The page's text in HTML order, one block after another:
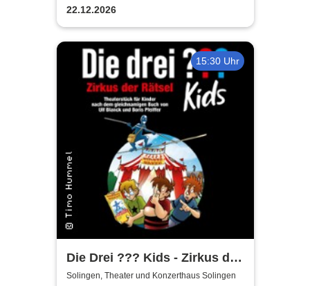
22.12.2026
15:30 Uhr
Die Drei ??? Kids - Zirkus der
Rätsel
Solingen, Theater und Konzerthaus Solingen